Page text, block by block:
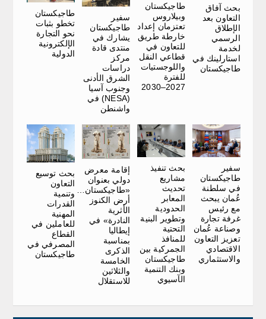
بحث آفاق
التعاون بعد
الإطلاق
الرسمي
لخدمة
استارلينك في
طاجيكستان
طاجيكستان
وبيلاروس
تعتزمان إعداد
خارطة طريق
للتعاون في
قطاعي النقل
واللوجستيات
للفترة
2027–2030
سفير
طاجيكستان
يشارك في
منتدى قادة
مركز
دراسات
الشرق الأدنى
وجنوب آسيا
(NESA) في
واشنطن
طاجيكستان
تخطو بثبات
نحو التجارة
الإلكترونية
الدولية
سفير
طاجيكستان
في سلطنة
عُمان يبحث
مع رئيس
غرفة تجارة
وصناعة عُمان
تعزيز التعاون
الاقتصادي
والاستثماري
بحث تنفيذ
مشاريع
تحديث
المعابر
الحدودية
وتطوير البنية
التحتية
للمنافذ
الجمركية بين
طاجيكستان
وبنك التنمية
الآسيوي
إقامة معرض
دولي بعنوان
«طاجيكستان…
أرض الكنوز
الأثرية
النادرة» في
إيطاليا
بمناسبة
الذكرى
الخامسة
والثلاثين
للاستقلال
بحث توسيع
التعاون
وتنمية
القدرات
المهنية
للعاملين في
القطاع
المصرفي في
طاجيكستان